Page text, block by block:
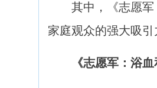
其中，《志愿军：
家庭观众的强大吸
《志愿军：浴